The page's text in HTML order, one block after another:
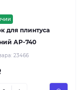
для плинтуса
АР-740
23466